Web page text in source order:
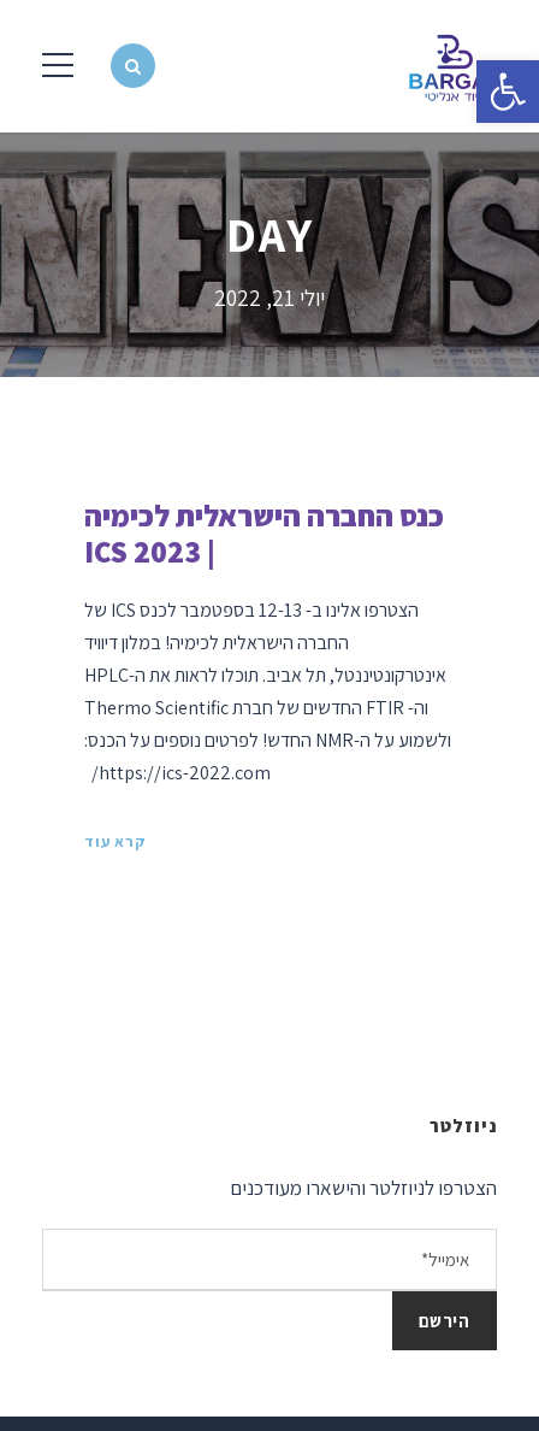
פתח סרגל נגישות
DAY
יולי 21, 2022
כנס החברה הישראלית לכימיה
| ICS 2023
הצטרפו אלינו ב- 12-13 בספטמבר לכנס ICS של
החברה הישראלית לכימיה! במלון דיוויד
אינטרקונטיננטל, תל אביב. תוכלו לראות את ה-HPLC
וה- FTIR החדשים של חברת Thermo Scientific
ולשמוע על ה-NMR החדש! לפרטים נוספים על הכנס:
https://ics-2022.com/
קרא עוד
ניוזלטר
הצטרפו לניוזלטר והישארו מעודכנים